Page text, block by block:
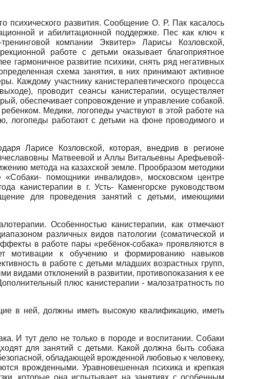
развития. Сообщение О. Р. Пак касалось
и абилитационной поддержке. Пес как ключ к
компании Эквитер» Ларисы Козловской,
работе с детьми оказывает благоприятное
гармоничное развитие психики, снять ряд негативных
схема занятия, в них принимают активное
Каждому участнику канистерапевтического процесса
проводит сеансы канистерапии, осуществляет
обеспечивает сопровождение и управление собакой.
Медики, логопеды участвуют в этой работе на
логопеды работают с детьми на фоне проводимого и
Ларисе Козловской, которая, внедрив в регионе
Матвеевой и Аллы Витальевны Арефьевой-
метода на казахской земле. Прообразом методики
«Собаки- помощники инвалидов», московском центре
канистерапии в г. Усть- Каменгорске руководством
для проведения занятий с детьми, имеющими
Особенностью канистерапии, как отмечают
различных видов патологии (соматической и
в работе пары «ребёнок-собака» проявляются в
мотивации к обучению и формированию навыков
в работе с детьми младших возрастных групп,
видами отклонений в развитии, противопоказания к ее
плюс канистерапии - малозатратность по
в ней, должны иметь высокую квалификацию, иметь
И тут дело не только в породе и воспитании. Собаки
для занятий с детьми. Какой должна быть собака
обладающей врожденной любовью к человеку,
врожденными. Уравновешенная психика и крепкая
которые она испытывает на занятиях с особенным